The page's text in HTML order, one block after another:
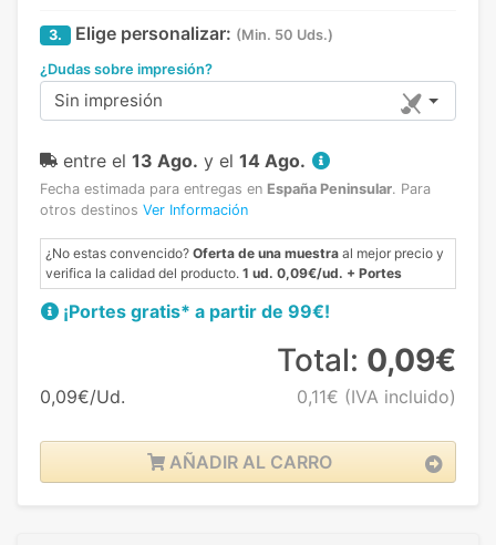
3. Elige personalizar: (Min. 50 Uds.)
¿Dudas sobre impresión?
Sin impresión
entre el 13 Ago. y el 14 Ago.
Fecha estimada para entregas en España Peninsular. Para
otros destinos Ver Información
¿No estas convencido? Oferta de una muestra al mejor precio y
verifica la calidad del producto. 1 ud. 0,09€/ud. + Portes
¡Portes gratis* a partir de 99€!
0,09€/Ud.
Total: 0,09€
0,11€ (IVA incluido)
AÑADIR AL CARRO